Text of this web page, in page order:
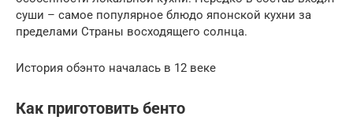
суши – самое популярное блюдо японской кухни за
пределами Страны восходящего солнца.
История обэнто началась в 12 веке
Как приготовить бенто